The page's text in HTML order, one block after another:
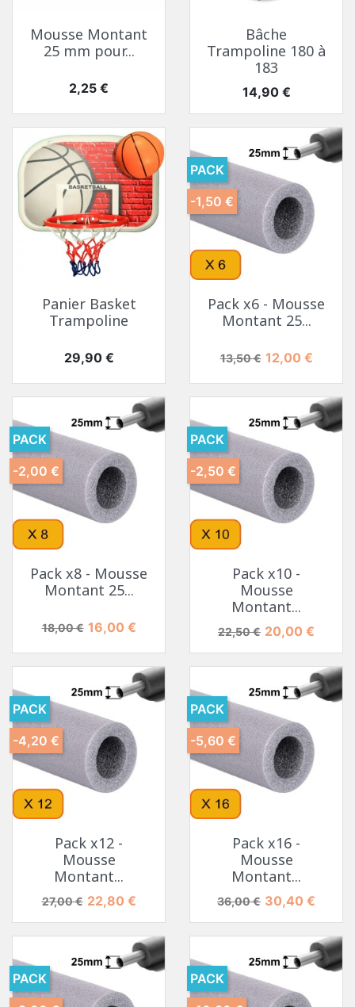
Mousse Montant
25 mm pour...
Prix
2,25 €
Bâche
Trampoline 180 à
183
Prix
14,90 €
Panier Basket
Trampoline
Prix
29,90 €
Pack x6 - Mousse
Montant 25...
Prix de base
13,50 € Prix
12,00 €
PACK
-1,50 €
Pack x8 - Mousse
Montant 25...
Prix de base
18,00 € Prix
16,00 €
PACK
-2,00 €
Pack x10 -
Mousse
Montant...
Prix de base
22,50 € Prix
20,00 €
PACK
-2,50 €
Pack x12 -
Mousse
Montant...
Prix de base
27,00 € Prix
22,80 €
PACK
-4,20 €
Pack x16 -
Mousse
Montant...
Prix de base
36,00 € Prix
30,40 €
PACK
-5,60 €
PACK
PACK